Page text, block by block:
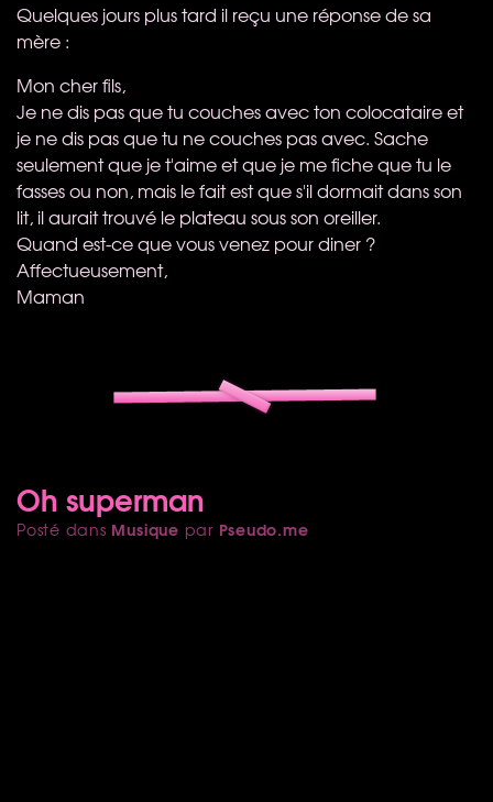
Quelques jours plus tard il reçu une réponse de sa
mère :
Mon cher fils,
Je ne dis pas que tu couches avec ton colocataire et
je ne dis pas que tu ne couches pas avec. Sache
seulement que je t'aime et que je me fiche que tu le
fasses ou non, mais le fait est que s'il dormait dans son
lit, il aurait trouvé le plateau sous son oreiller.
Quand est-ce que vous venez pour diner ?
Affectueusement,
Maman
Oh superman
Posté dans Musique par Pseudo.me